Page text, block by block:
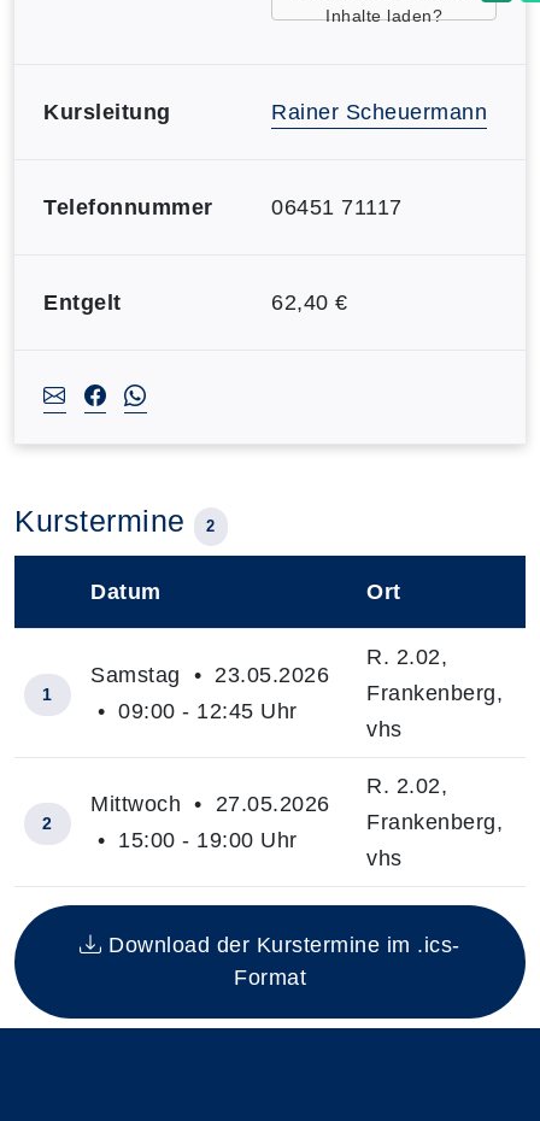
Inhalte laden?
Kursleitung Rainer Scheuermann
Telefonnummer 06451 71117
Entgelt 62,40 €
Kurstermine 2
Insgesamt gibt es 2 Termine zum diesen Kurs
Datum Ort
1
Samstag • 23.05.2026
• 09:00 - 12:45 Uhr
R. 2.02,
Frankenberg,
vhs
2
Mittwoch • 27.05.2026
• 15:00 - 19:00 Uhr
R. 2.02,
Frankenberg,
vhs
Download der Kurstermine im .ics-
Format